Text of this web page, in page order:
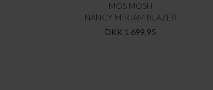
MOS MOSH
NANCY MIRIAM BLAZER
DKK 1.699,95